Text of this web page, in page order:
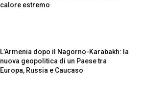
calore estremo
L’Armenia dopo il Nagorno-Karabakh: la
nuova geopolitica di un Paese tra
Europa, Russia e Caucaso